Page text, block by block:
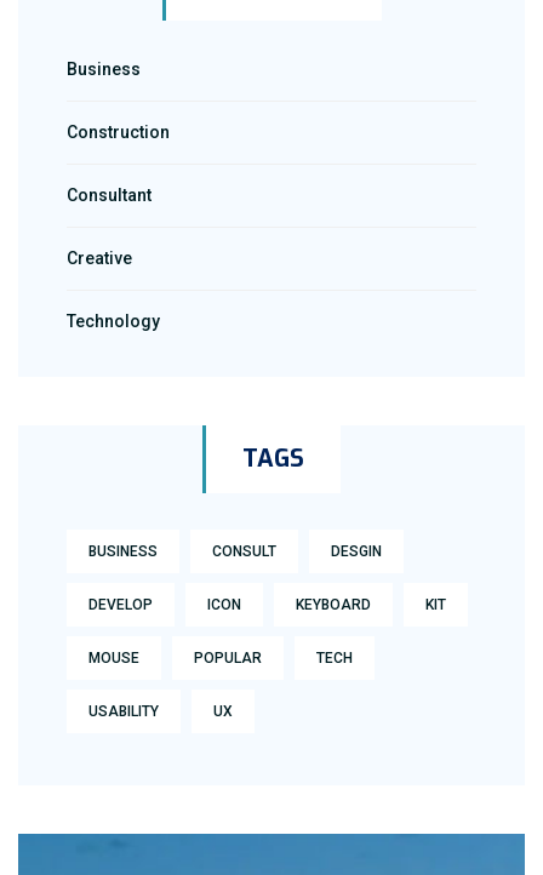
Business
Construction
Consultant
Creative
Technology
TAGS
BUSINESS CONSULT DESGIN
DEVELOP ICON KEYBOARD KIT
MOUSE POPULAR TECH
USABILITY UX